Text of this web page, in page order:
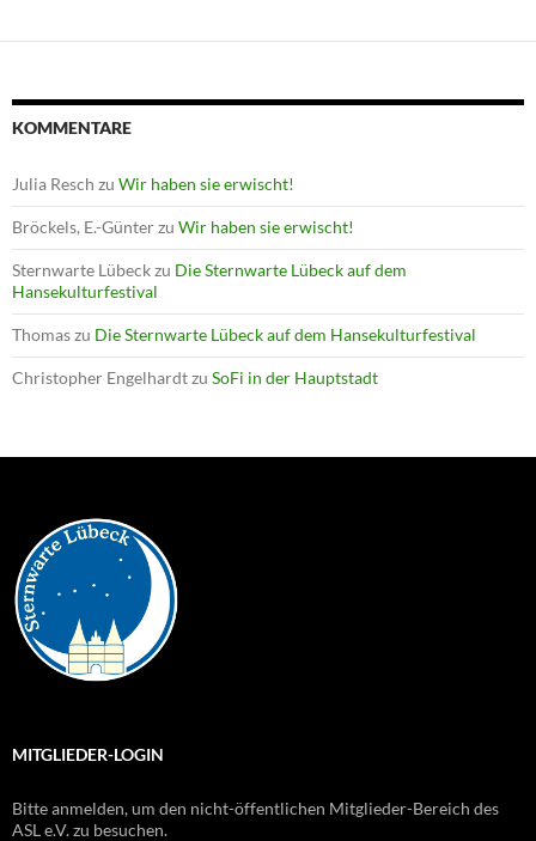
KOMMENTARE
Julia Resch zu Wir haben sie erwischt!
Bröckels, E.-Günterzu Wir haben sie erwischt!
Sternwarte Lübeckzu Die Sternwarte Lübeck auf dem
Hansekulturfestival
Thomaszu Die Sternwarte Lübeck auf dem Hansekulturfestival
Christopher Engelhardtzu SoFi in der Hauptstadt
MITGLIEDER-LOGIN
Bitte anmelden, um den nicht-öffentlichen Mitglieder-Bereich des
ASL e.V. zu besuchen.